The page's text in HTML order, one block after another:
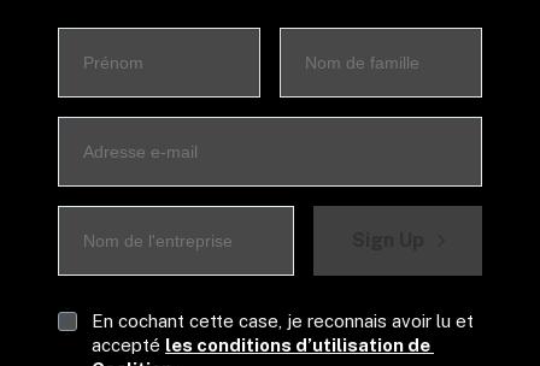
En cochant cette case, je reconnais avoir lu et
accepté les conditions d’utilisation de